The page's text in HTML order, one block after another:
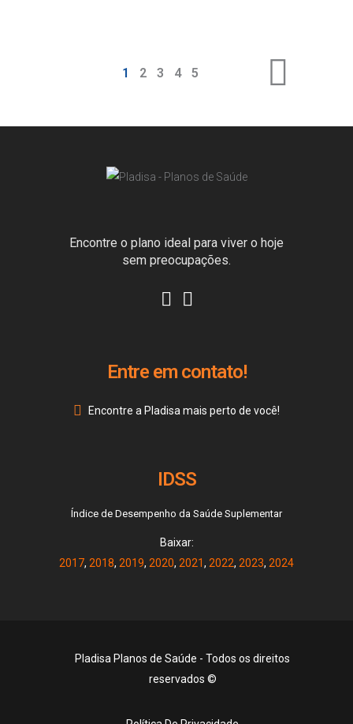
1 2 3 4 5
Encontre o plano ideal para viver o hoje
sem preocupações.
Entre em contato!
Encontre a Pladisa mais perto de você!
IDSS
Índice de Desempenho da Saúde Suplementar
Baixar:
2017, 2018, 2019, 2020, 2021, 2022, 2023, 2024
Pladisa Planos de Saúde - Todos os direitos
reservados ©